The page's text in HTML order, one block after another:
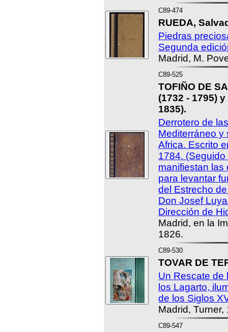
C89-474
RUEDA,
Piedras
Segunda
Madrid, M.
C89-525
TOFIÑO DE
(1732 - 1795)
1835).
Derrotero de
Mediterráneo y
Africa. Escrito
1784.
manifiestan las
para levantar
del Estrecho
Don Josef
Dirección de
Madrid, en la
1826.
C89-530
TOVAR DE
Un Rescate de
los Lagarto,
de los Siglos
Madrid, Turner,
C89-547